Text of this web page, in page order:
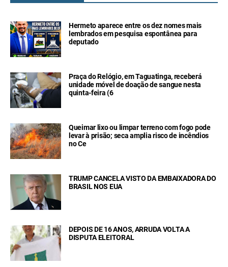
Hermeto aparece entre os dez nomes mais
lembrados em pesquisa espontânea para
deputado
Praça do Relógio, em Taguatinga, receberá
unidade móvel de doação de sangue nesta
quinta-feira (6
Queimar lixo ou limpar terreno com fogo pode
levar à prisão; seca amplia risco de incêndios
no Ce
TRUMP CANCELA VISTO DA EMBAIXADORA DO
BRASIL NOS EUA
DEPOIS DE 16 ANOS, ARRUDA VOLTA A
DISPUTA ELEITORAL